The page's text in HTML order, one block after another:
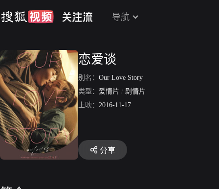
导航
恋爱谈
别名： Our Love Story
类型： 爱情片 / 剧情片
上映： 2016-11-17
分享